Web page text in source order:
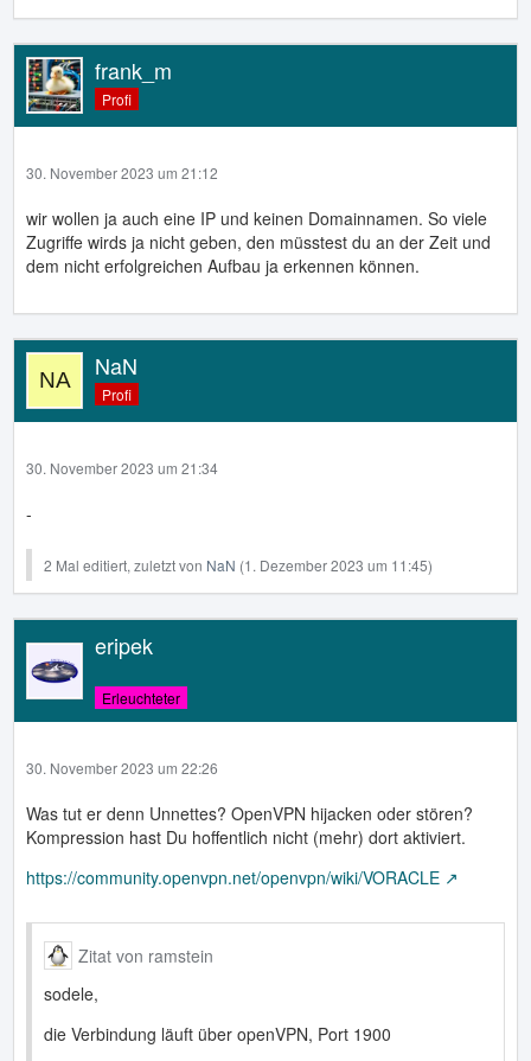
frank_m
Profi
30. November 2023 um 21:12
wir wollen ja auch eine IP und keinen Domainnamen. So viele
Zugriffe wirds ja nicht geben, den müsstest du an der Zeit und
dem nicht erfolgreichen Aufbau ja erkennen können.
NaN
Profi
30. November 2023 um 21:34
-
2 Mal editiert, zuletzt von NaN (1. Dezember 2023 um 11:45)
eripek
Erleuchteter
30. November 2023 um 22:26
Was tut er denn Unnettes? OpenVPN hijacken oder stören?
Kompression hast Du hoffentlich nicht (mehr) dort aktiviert.
https://community.openvpn.net/openvpn/wiki/VORACLE
Zitat von ramstein
sodele,
die Verbindung läuft über openVPN, Port 1900